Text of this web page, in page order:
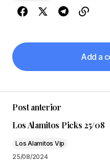
Add a
Add a
Tu dirección de
publicada. Los
Post anterior
Los Alamitos Picks 25/08
Los Alamitos Vip
25/08/2024